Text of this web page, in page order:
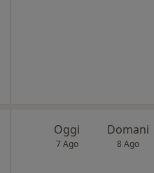
Oggi
7 Ago
Domani
8 Ago